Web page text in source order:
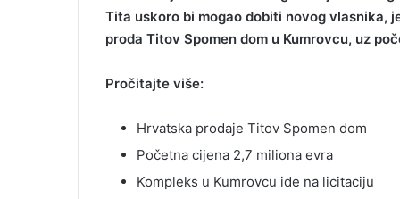
Tita uskoro bi mogao dobiti novog vlasnika,
proda Titov Spomen dom u Kumrovcu, uz
Pročitajte više:
Hrvatska prodaje Titov Spomen dom
Početna cijena 2,7 miliona evra
Kompleks u Kumrovcu ide na licitaciju